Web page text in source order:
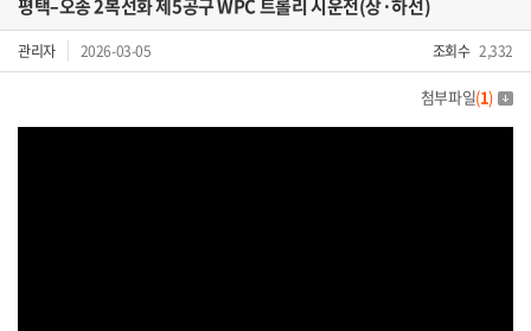
평택–오송 2복선화 제5공구 WPC 트롤리 시운전(상·하선)
관리자 2026-03-05 조회수 2,332
첨부파일(1)